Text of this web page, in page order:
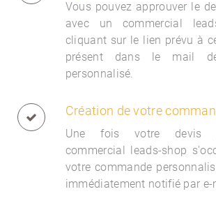
Vous pouvez approuver le
avec un commercial
cliquant sur le lien prévu à
présent dans le mail
personnalisé.
Création de votre
Une fois votre devis
commercial leads-shop
votre commande
immédiatement notifié par e-